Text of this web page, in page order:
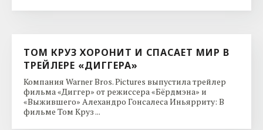
ТОМ КРУЗ ХОРОНИТ И СПАСАЕТ МИР В
ТРЕЙЛЕРЕ «ДИГГЕРА»
Компания Warner Bros. Pictures выпустила трейлер
фильма «Диггер» от режиссера «Бёрдмэна» и
«Выжившего» Алехандро Гонсалеса Иньярриту: В
фильме Том Круз ...